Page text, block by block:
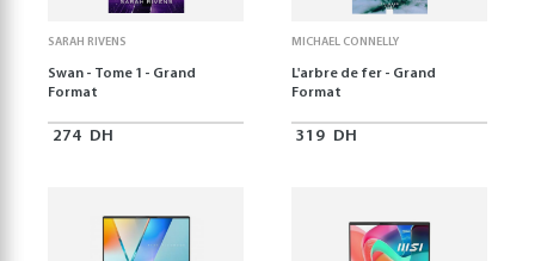
SARAH RIVENS
Swan - Tome 1 - Grand
Format
274 DH
MICHAEL CONNELLY
L'arbre de fer - Grand
Format
319 DH